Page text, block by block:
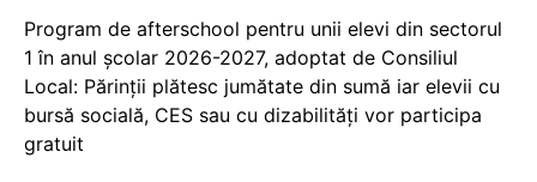
Program de afterschool pentru unii elevi din sectorul
1 în anul școlar 2026-2027, adoptat de Consiliul
Local: Părinții plătesc jumătate din sumă iar elevii cu
bursă socială, CES sau cu dizabilităţi vor participa
gratuit